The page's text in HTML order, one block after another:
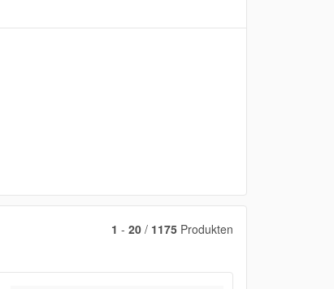
1 - 20/ 1175Produkten